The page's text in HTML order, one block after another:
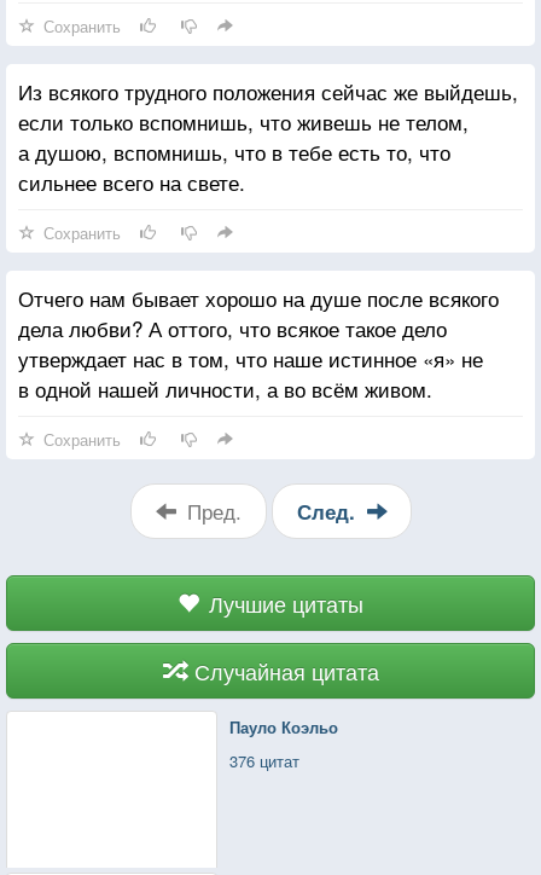
Сохранить
Из всякого трудного положения сейчас же выйдешь,
если только вспомнишь, что живешь не телом,
а душою, вспомнишь, что в тебе есть то, что
сильнее всего на свете.
Сохранить
Отчего нам бывает хорошо на душе после всякого
дела любви? А оттого, что всякое такое дело
утверждает нас в том, что наше истинное «я» не
в одной нашей личности, а во всём живом.
Сохранить
Пред. След.
Лучшие цитаты
Случайная цитата
Пауло Коэльо
376 цитат